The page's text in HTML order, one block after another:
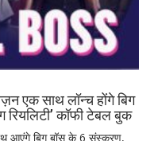
एक साथ लॉन्च होंगे बिग
रियलिटी’ कॉफी टेबल बुक
आएंगे बिग बॉस के 6 संस्करण,